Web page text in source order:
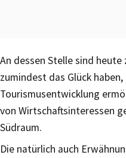
An dessen Stelle sind
zumindest das Glück
Tourismusentwicklung
von Wirtschaftsinteressen
Südraum.
Die natürlich auch